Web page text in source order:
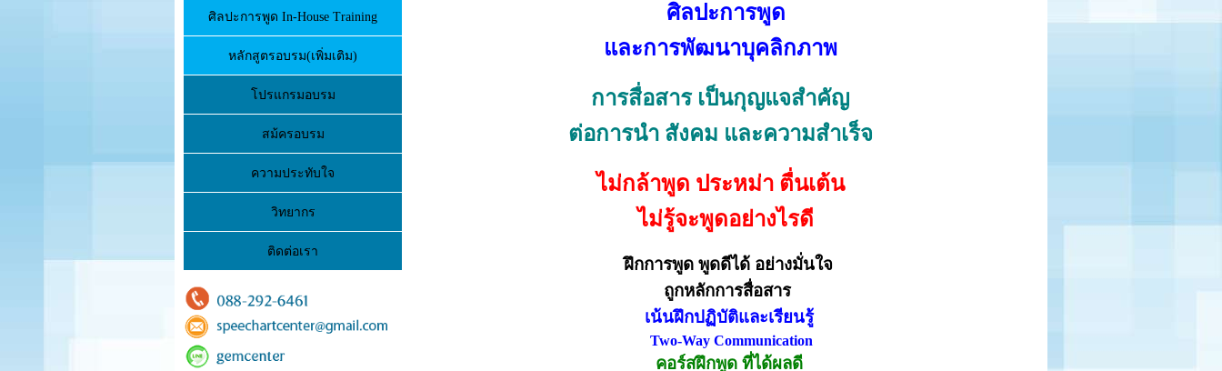
ศิลปะการพูด In-House Training
หลักสูตรอบรม(เพิ่มเติม)
โปรแกรมอบรม
สม้ครอบรม
ความประทับใจ
วิทยากร
ติดต่อเรา
ศิลปะการพูด
และการพัฒนาบุคลิกภาพ
การสื่อสาร เป็นกุญแจสำคัญ
ต่อการนำ สังคม และความสำเร็จ
ไม่กล้าพูด ประหม่า ตื่นเต้น
ไม่รู้จะพูดอย่างไรดี
ฝึกการพูด พูดดีได้ อย่างมั่นใจ
ถูกหลักการสื่อสาร
เน้นฝึกปฏิบัติและเรียนรู้
Two-Way Communication
คอร์สฝึกพูด ที่ได้ผลดี